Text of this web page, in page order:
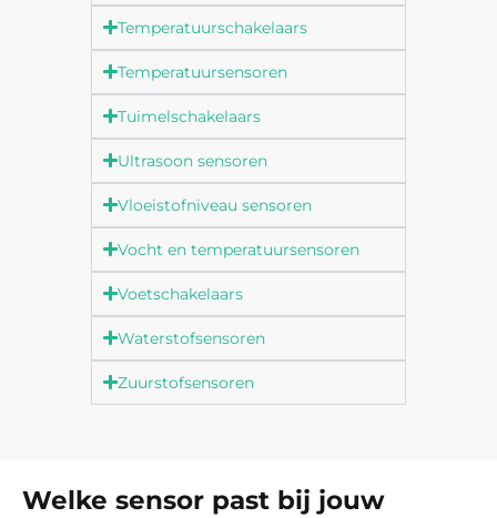
Temperatuurschakelaars
Temperatuursensoren
Tuimelschakelaars
Ultrasoon sensoren
Vloeistofniveau sensoren
Vocht en temperatuursensoren
Voetschakelaars
Waterstofsensoren
Zuurstofsensoren
Welke sensor past bij jouw